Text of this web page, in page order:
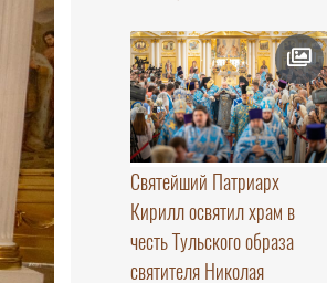
Святейший Патриарх
Кирилл освятил храм в
честь Тульского образа
святителя Николая